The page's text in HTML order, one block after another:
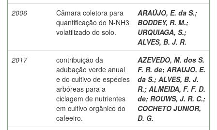
2006
Câmara coletora para
quantificação do N-NH3
volatilizado do solo.
ARAÚJO, E. da S.;
BODDEY, R. M.;
URQUIAGA, S.;
ALVES, B. J. R.
2017
contribuição da
adubação verde anual
e do cultivo de espécies
arbóreas para a
ciclagem de nutrientes
em cultivo orgânico do
cafeeiro.
AZEVEDO, M. dos S.
F. R. de; ARAUJO, E.
da S.; ALVES, B. J.
R.; ALMEIDA, F. F. D.
de; ROUWS, J. R. C.;
COCHETO JUNIOR,
D. G.